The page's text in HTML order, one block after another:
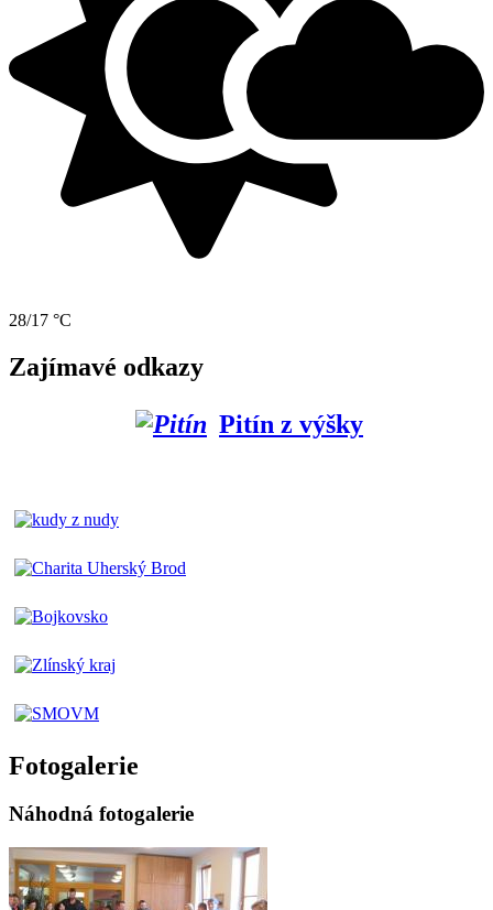
28/17 °C
Zajímavé odkazy
Pitín z výšky
Fotogalerie
Náhodná fotogalerie